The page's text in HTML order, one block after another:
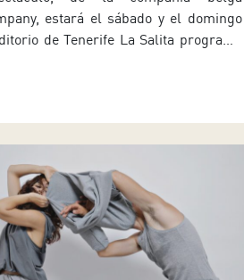
estará el sábado y el domingo
de Tenerife La Salita programa
escrito para el actor Gonzalo Cunill,
este sábado (día 25) y […]